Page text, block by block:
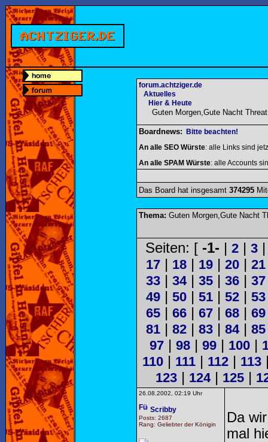
forum.achtziger.de
Aktuelles
Hier & Heute
Guten Morgen,Gute Nacht
Boardnews:
Bitte beachten!
An alle SEO Würste: alle Links sind
An alle SPAM Würste: alle Accounts
Das Board hat insgesamt 374295
Thema: Guten Morgen,Gute Nacht
Seiten: [ -1- | 2| 3
17 | 18 | 19 | 20 | 21
33 | 34| 35 | 36 | 37
49 | 50 | 51 | 52 | 53
65 | 66 | 67 | 68 | 69
81 | 82 | 83 | 84| 85
97 | 98 | 99 | 100 |
110| 111| 112| 113
123| 124| 125|
26.08.2002, 02:19 Uhr
Scribby
Posts: 2687
Rang: Geliebter der Königin
Da
mal